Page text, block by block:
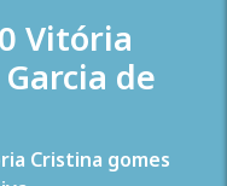
Vitória
de
Cristina gomes